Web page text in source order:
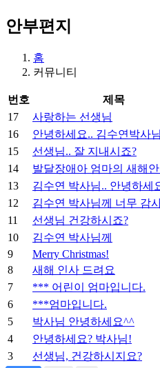
안부편지
홈
커뮤니티
번호 제목
17
사랑하는 선생님
16
안녕하세요.. 김수연박사님
15
선생님.. 잘 지내시죠?
14
발달장애아 엄마의 새해
13
김수연 박사님.. 안녕하세
12
김수연 박사님께 너무 감
11
선생님 건강하시죠?
10
김수연 박사님께
9
Merry Christmas!
8
새해 인사 드려요
7
*** 어린이 엄마입니다.
6
***엄마입니다.
5
박사님 안녕하세요^^
4
안녕하세요? 박사님!
3
선생님, 건강하시지요?